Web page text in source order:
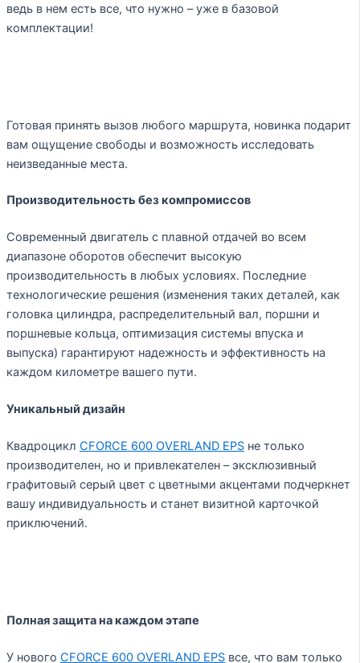
ведь в нем есть все, что нужно – уже в базовой
комплектации!
Готовая принять вызов любого маршрута, новинка подарит
вам ощущение свободы и возможность исследовать
неизведанные места.
Производительность без компромиссов
Современный двигатель с плавной отдачей во всем
диапазоне оборотов обеспечит высокую
производительность в любых условиях. Последние
технологические решения (изменения таких деталей, как
головка цилиндра, распределительный вал, поршни и
поршневые кольца, оптимизация системы впуска и
выпуска) гарантируют надежность и эффективность на
каждом километре вашего пути.
Уникальный дизайн
Квадроцикл CFORCE 600 OVERLAND EPS не только
производителен, но и привлекателен – эксклюзивный
графитовый серый цвет с цветными акцентами подчеркнет
вашу индивидуальность и станет визитной карточкой
приключений.
Полная защита на каждом этапе
У нового CFORCE 600 OVERLAND EPS все, что вам только